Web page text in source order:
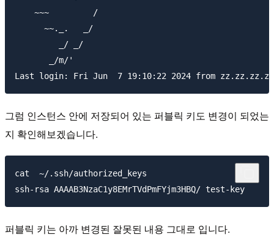
    ~~~         /
      ~~._.   _/
         _/ _/
       _/m/'
그럼 인스턴스 안에 저장되어 있는 퍼블릭 키도 변경이 되었는
지 확인해보겠습니다.
cat  ~/.ssh/authorized_keys
퍼블릭 키는 아까 변경된 잘못된 내용 그대로 입니다.